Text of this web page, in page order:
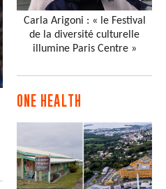
Carla Arigoni : « le Festival
de la diversité culturelle
illumine Paris Centre »
ONE HEALTH